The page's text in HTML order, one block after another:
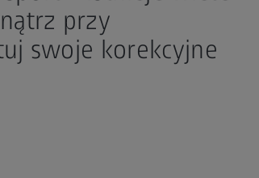
przy
swoje korekcyjne